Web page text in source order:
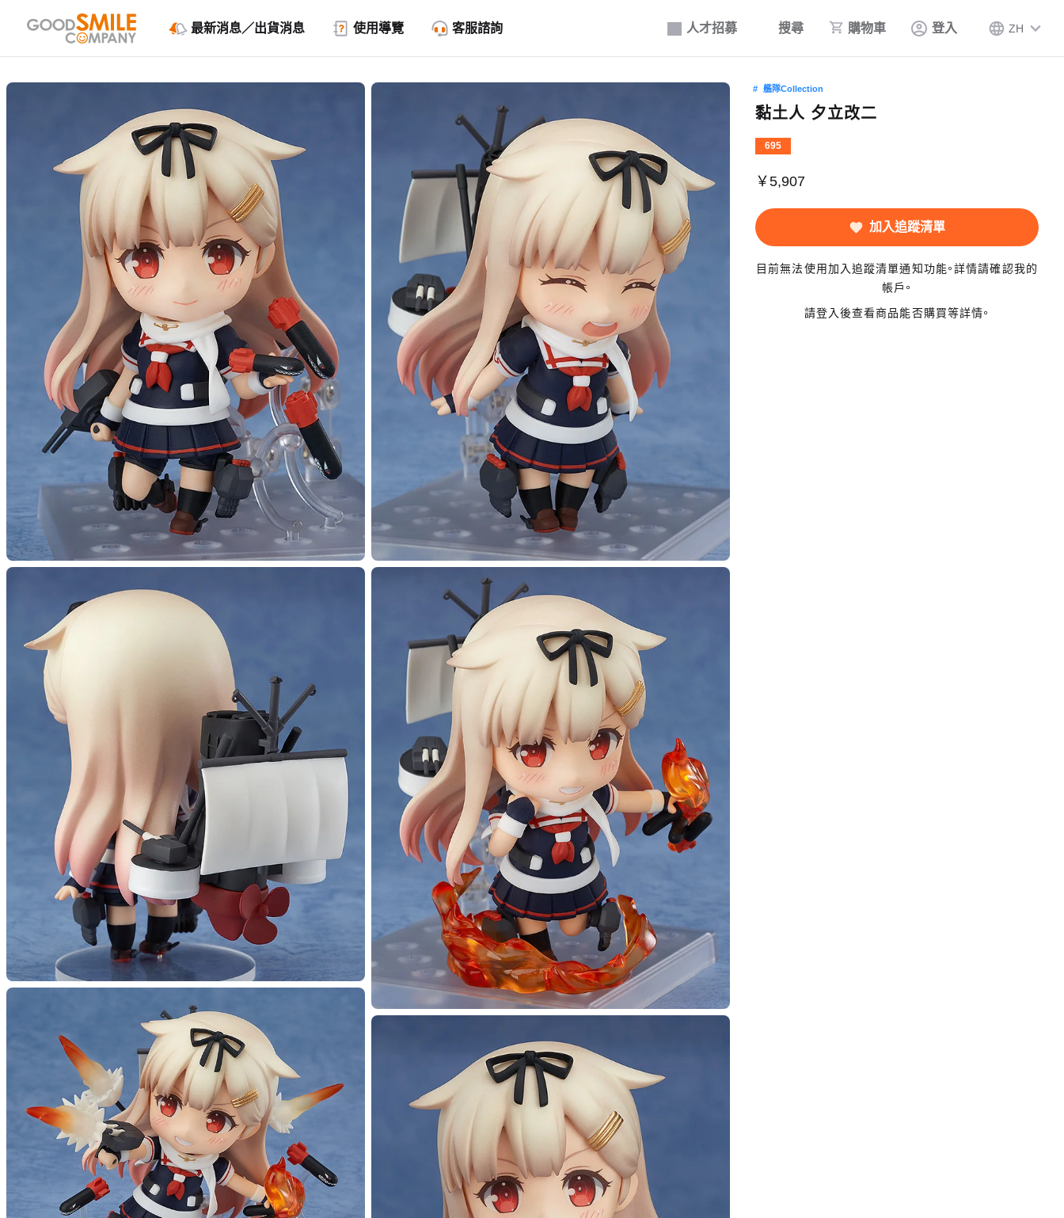
人才招募 搜尋 購物車 登入 ZH
最新消息／出貨消息 使用導覽 客服諮詢
艦隊Collection
黏土人 夕立改二
695
￥5,907
加入追蹤清單
目前無法使用加入追蹤清單通知功能。詳情請確認我的
帳戶。
請登入後查看商品能否購買等詳情。